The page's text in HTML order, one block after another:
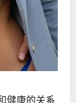
康的关系